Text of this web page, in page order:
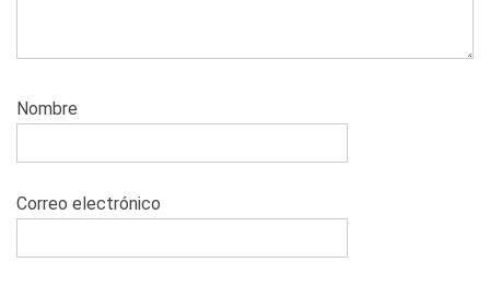
Nombre
Correo electrónico